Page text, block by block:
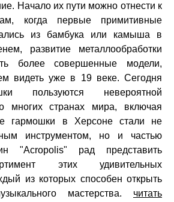
Начало их пути можно отнести к
когда первые примитивные
из бамбука или камыша в
развитие металлообработки
более совершенные модели,
видеть уже в 19 веке. Сегодня
пользуются невероятной
многих странах мира, включая
гармошки в Херсоне стали не
инструментом, но и частью
"Acropolis" рад представить
этих удивительных
из которых способен открыть
мастерства. читать